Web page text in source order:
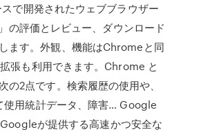
で開発されたウェブブラウザー
の評価とレビュー、ダウンロード
ます。外観、機能はChromeと同
張も利用できます。Chrome と
の2点です。検索履歴の使用や、
使用統計データ、障害… Google
が提供する高速かつ安全な